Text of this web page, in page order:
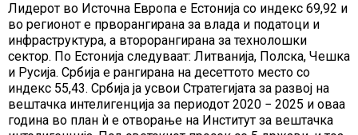
Лидерот во Источна Европа е Естонија со индекс 69,92 и
во регионот е прворангирана за влада и податоци и
инфраструктура, а второрангирана за технолошки
сектор. По Естонија следуваат: Литванија, Полска, Чешка
и Русија. Србија e рангирана на десеттото место со
индекс 55,43. Србија ја усвои Стратегијата за развој на
вештачка интелигенција за периодот 2020 − 2025 и оваа
година во план ѝ е отворање на Институт за вештачка